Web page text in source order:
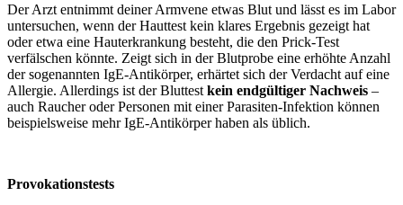
Der Arzt entnimmt deiner Armvene etwas Blut und lässt es im Labor
untersuchen, wenn der Hauttest kein klares Ergebnis gezeigt hat
oder etwa eine Hauterkrankung besteht, die den Prick-Test
verfälschen könnte. Zeigt sich in der Blutprobe eine erhöhte Anzahl
der sogenannten IgE-Antikörper, erhärtet sich der Verdacht auf eine
Allergie. Allerdings ist der Bluttest kein endgültiger Nachweis –
auch Raucher oder Personen mit einer Parasiten-Infektion können
beispielsweise mehr IgE-Antikörper haben als üblich.
Provokationstests